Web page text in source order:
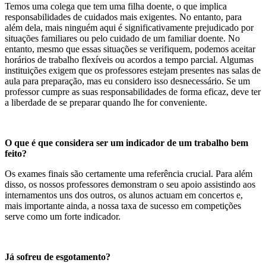
Temos uma colega que tem uma filha doente, o que implica
responsabilidades de cuidados mais exigentes. No entanto, para
além dela, mais ninguém aqui é significativamente prejudicado por
situações familiares ou pelo cuidado de um familiar doente. No
entanto, mesmo que essas situações se verifiquem, podemos aceitar
horários de trabalho flexíveis ou acordos a tempo parcial. Algumas
instituições exigem que os professores estejam presentes nas salas de
aula para preparação, mas eu considero isso desnecessário. Se um
professor cumpre as suas responsabilidades de forma eficaz, deve ter
a liberdade de se preparar quando lhe for conveniente.
O que é que considera ser um indicador de um trabalho bem
feito?
Os exames finais são certamente uma referência crucial. Para além
disso, os nossos professores demonstram o seu apoio assistindo aos
internamentos uns dos outros, os alunos actuam em concertos e,
mais importante ainda, a nossa taxa de sucesso em competições
serve como um forte indicador.
Já sofreu de esgotamento?